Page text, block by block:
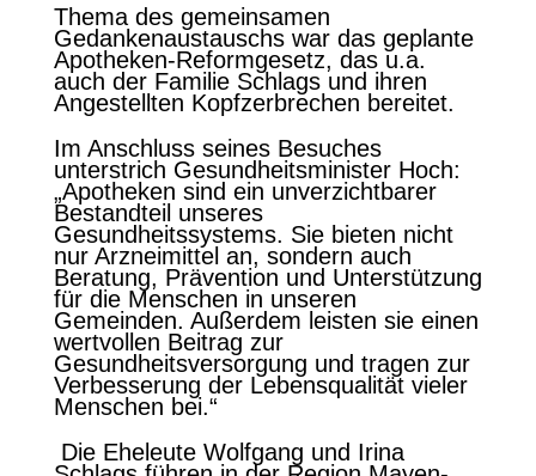
Thema des gemeinsamen
Gedankenaustauschs war das geplante
Apotheken-Reformgesetz, das u.a.
auch der Familie Schlags und ihren
Angestellten Kopfzerbrechen bereitet.
Im Anschluss seines Besuches
unterstrich Gesundheitsminister Hoch:
„Apotheken sind ein unverzichtbarer
Bestandteil unseres
Gesundheitssystems. Sie bieten nicht
nur Arzneimittel an, sondern auch
Beratung, Prävention und Unterstützung
für die Menschen in unseren
Gemeinden. Außerdem leisten sie einen
wertvollen Beitrag zur
Gesundheitsversorgung und tragen zur
Verbesserung der Lebensqualität vieler
Menschen bei.“
Die Eheleute Wolfgang und Irina